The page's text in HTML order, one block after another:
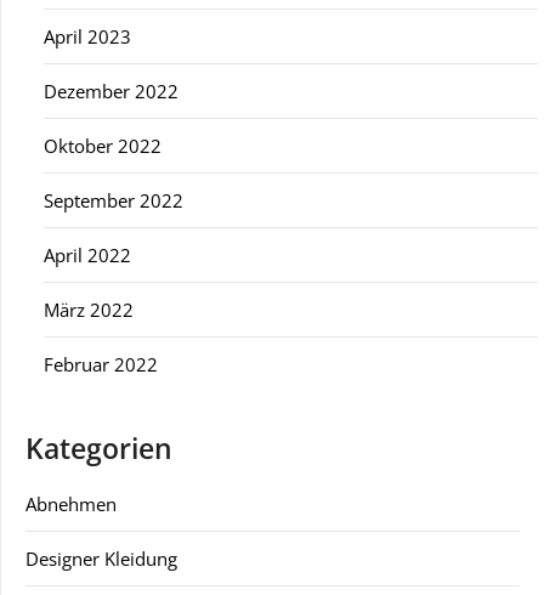
April 2023
Dezember 2022
Oktober 2022
September 2022
April 2022
März 2022
Februar 2022
Kategorien
Abnehmen
Designer Kleidung